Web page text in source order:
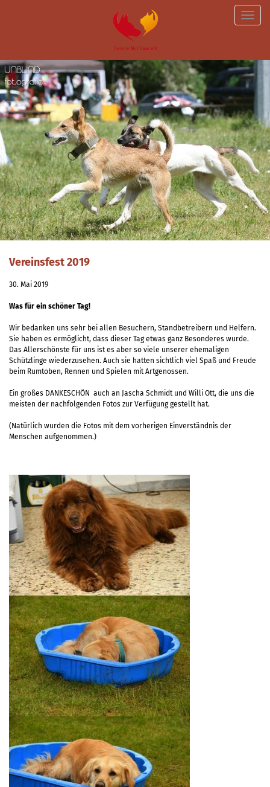
Toggle
Vereinsfest 2019
30. Mai 2019
Was für ein schöner Tag!
Wir bedanken uns sehr bei allen Besuchern, Standbetreibern und Helfern.
Sie haben es ermöglicht, dass dieser Tag etwas ganz Besonderes wurde.
Das Allerschönste für uns ist es aber so viele unserer ehemaligen
Schützlinge wiederzusehen. Auch sie hatten sichtlich viel Spaß und Freude
beim Rumtoben, Rennen und Spielen mit Artgenossen.
Ein großes DANKESCHÖN auch an Jascha Schmidt und Willi Ott, die uns die
meisten der nachfolgenden Fotos zur Verfügung gestellt hat.
(Natürlich wurden die Fotos mit dem vorherigen Einverständnis der
Menschen aufgenommen.)